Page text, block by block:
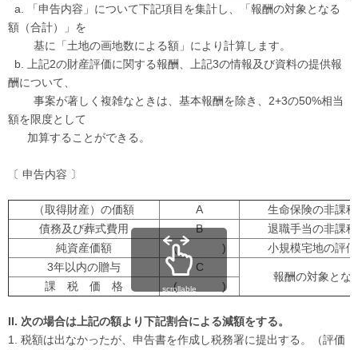
a. 「申告内容」について下記項目を集計し、「報酬の対象となる
額（合計）」を
基に「土地の画地数による額」により計算します。
b. 上記2の財産評価に関する報酬、上記3の情報及び資料の提供報
酬について、
事案が著しく複雑なときは、基本報酬を除き、2+3の50%相当
額を限度として
加算することができる。
〔 申告内容 〕
（取得財産）の価額 A
生命保険の非課
債務及び葬式費用
B
退職手当の非課
純資産価額
( )
小規模宅地の評
3年以内の贈与
C
報酬の対象とな
課 税 価 格 ( )
scrollable
II. 次の場合は上記の額より下記割合による減額をする。
1. 税額は出なかったが、申告書を作成し税務署に提出する。（評価